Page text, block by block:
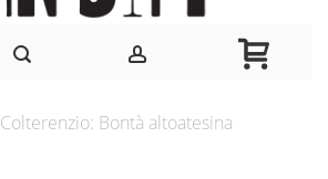
Colterenzio: Bontà altoatesina